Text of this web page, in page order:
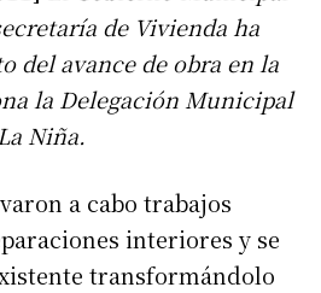
de Vivienda ha
del avance de obra en la
la Delegación Municipal
Niña.
a cabo trabajos
interiores y se
transformándolo